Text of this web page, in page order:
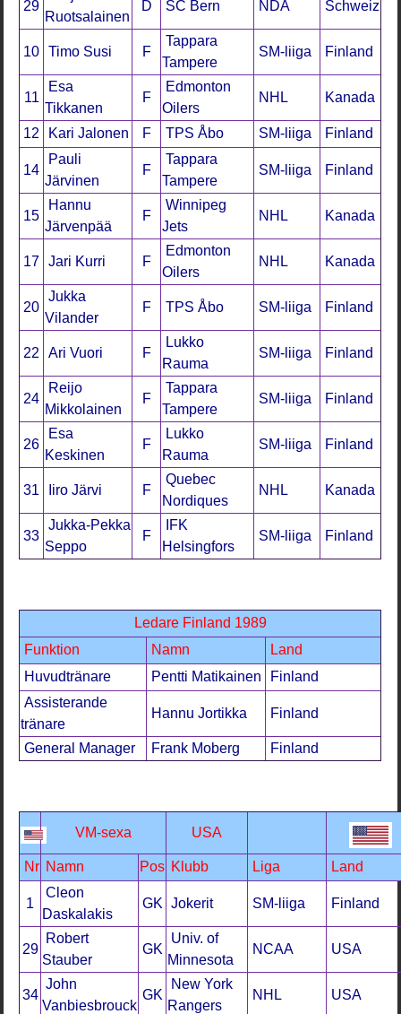
29
Ruotsalainen
D SC Bern NDA Schweiz
10 Timo Susi F
Tappara
Tampere
SM-liiga Finland
11
Esa
Tikkanen
F
Edmonton
Oilers
NHL Kanada
12 Kari Jalonen F TPS Åbo SM-liiga Finland
14
Pauli
Järvinen
F
Tappara
Tampere
SM-liiga Finland
15
Hannu
Järvenpää
F
Winnipeg
Jets
NHL Kanada
17 Jari Kurri F
Edmonton
Oilers
NHL Kanada
20
Jukka
Vilander
F TPS Åbo SM-liiga Finland
22 Ari Vuori F
Lukko
Rauma
SM-liiga Finland
24
Reijo
Mikkolainen
F
Tappara
Tampere
SM-liiga Finland
26
Esa
Keskinen
F
Lukko
Rauma
SM-liiga Finland
31 Iiro Järvi F
Quebec
Nordiques
NHL Kanada
33
Jukka-Pekka
Seppo
F
IFK
Helsingfors
SM-liiga Finland
Ledare Finland 1989
Funktion
Namn
Land
Huvudtränare
Pentti Matikainen
Finland
Assisterande
tränare
Hannu Jortikka Finland
General Manager Frank Moberg Finland
VM-sexa USA
Nr Namn Pos Klubb Liga Land
1
Cleon
Daskalakis
GK Jokerit SM-liiga Finland
29
Robert
Stauber
GK
Univ. of
Minnesota
NCAA USA
34
John
Vanbiesbrouck
GK
New York
Rangers
NHL USA